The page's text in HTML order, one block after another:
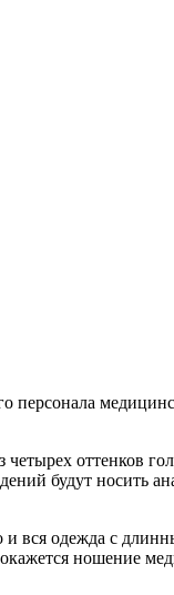
персонала
оттенков
будут носить
вся одежда с
ношение